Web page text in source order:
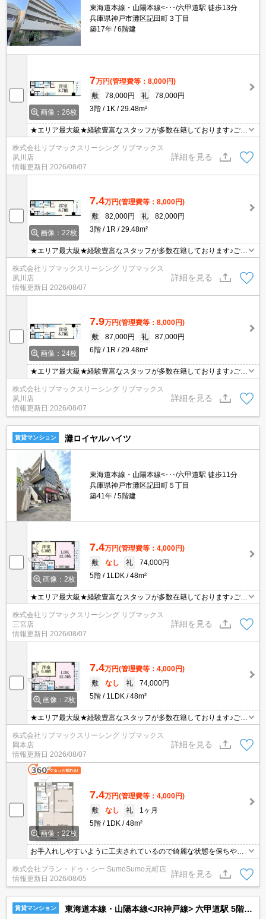
東海道本線・山陽本線<･･･/六甲道駅 徒歩13分
兵庫県神戸市灘区記田町３丁目
築17年
6階建
画像：26枚
7万円(管理費等：8,000円)
敷
78,000円 礼
78,000円
3階
1K 29.48m²
★エリア最大級★経験豊富なスタッフが多数在籍しております♪ご要
望がありましたらお申し付けください！初期費用クレジット支払可
能！オンライン内覧・オンライン契約等弊社に一度も来店せずとも
問題ありません♪弊社ではネットに掲載されている物件も全てご紹介
可能になりますので気になる物件は全て申し付けください★
株式会社リブマックスリーシング リブマックス
夙川店
情報更新日 2026/08/07
詳細を見る
画像：22枚
7.4万円(管理費等：8,000円)
敷
82,000円 礼
82,000円
3階
1R 29.48m²
★エリア最大級★経験豊富なスタッフが多数在籍しております♪ご要
望がありましたらお申し付けください！初期費用クレジット支払可
能！オンライン内覧・オンライン契約等弊社に一度も来店せずとも
問題ありません♪弊社ではネットに掲載されている物件も全てご紹介
可能になりますので気になる物件は全て申し付けください★
株式会社リブマックスリーシング リブマックス
夙川店
情報更新日 2026/08/07
詳細を見る
画像：24枚
7.9万円(管理費等：8,000円)
敷
87,000円 礼
87,000円
6階
1R 29.48m²
★エリア最大級★経験豊富なスタッフが多数在籍しております♪ご要
望がありましたらお申し付けください！初期費用クレジット支払可
能！オンライン内覧・オンライン契約等弊社に一度も来店せずとも
問題ありません♪弊社ではネットに掲載されている物件も全てご紹介
可能になりますので気になる物件は全て申し付けください★
株式会社リブマックスリーシング リブマックス
夙川店
情報更新日 2026/08/07
詳細を見る
賃貸マンション 灘ロイヤルハイツ
東海道本線・山陽本線<･･･/六甲道駅 徒歩11分
兵庫県神戸市灘区記田町５丁目
築41年
5階建
画像：2枚
7.4万円(管理費等：4,000円)
敷
なし 礼
74,000円
5階
1LDK 48m²
★エリア最大級★経験豊富なスタッフが多数在籍しております♪ご要
望がありましたらお申し付けください！初期費用クレジット支払可
能！オンライン内覧・オンライン契約等弊社に一度も来店せずとも
問題ありません♪弊社ではネットに掲載されている物件も全てご紹介
可能になりますので気になる物件は全て申し付けください★
株式会社リブマックスリーシング リブマックス
三宮店
情報更新日 2026/08/07
詳細を見る
画像：2枚
7.4万円(管理費等：4,000円)
敷
なし 礼
74,000円
5階
1LDK 48m²
★エリア最大級★経験豊富なスタッフが多数在籍しております♪ご要
望がありましたらお申し付けください！初期費用クレジット支払可
能！オンライン内覧・オンライン契約等弊社に一度も来店せずとも
問題ありません♪弊社ではネットに掲載されている物件も全てご紹介
可能になりますので気になる物件は全て申し付けください★
株式会社リブマックスリーシング リブマックス
岡本店
情報更新日 2026/08/07
詳細を見る
画像：22枚
7.4万円(管理費等：4,000円)
敷
なし 礼
1ヶ月
5階
1DK 48m²
お手入れしやすいように工夫されているので綺麗な状態を保ちやす
い洗面化粧台を採用しております。モニターで来訪者を確認して、
インターホンを通じて室内から会話することができます。収納はシ
ューズボックス・クロゼットなど豊富なので、衣類や履き物の整理
がしやすく便利です。共用部には敷地内ごみ置き場・バイク置場な
どが揃っております。
株式会社プラン・ドゥ・シー SumoSumo元町店
情報更新日 2026/08/05
詳細を見る
賃貸マンション 東海道本線・山陽本線<JR神戸線> 六甲道駅 5階建 築29年